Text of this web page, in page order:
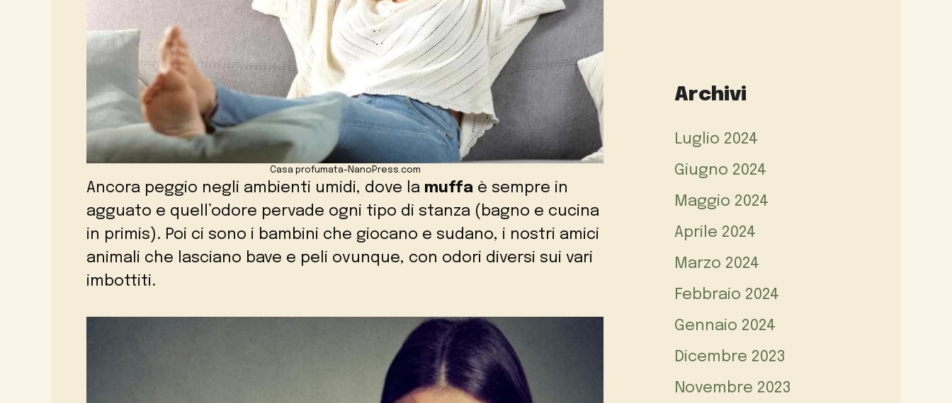
Casa profumata-NanoPress.com
Ancora peggio negli ambienti umidi, dove la muffa è sempre in
agguato e quell’odore pervade ogni tipo di stanza (bagno e cucina
in primis). Poi ci sono i bambini che giocano e sudano, i nostri amici
animali che lasciano bave e peli ovunque, con odori diversi sui vari
imbottiti.
Archivi
Luglio 2024
Giugno 2024
Maggio 2024
Aprile 2024
Marzo 2024
Febbraio 2024
Gennaio 2024
Dicembre 2023
Novembre 2023